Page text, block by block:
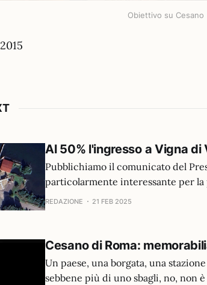
Obiettivo su Cesano
Al 50% l'ingresso a Vigna di
Pubblichiamo il comunicato del
particolarmente interessante per
"Con il nuovo protocollo siglato tra
REDAZIONE 21 FEB 2025
Cesano di Roma:
Un paese, una borgata, una
sebbene più di uno sbagli, no, non